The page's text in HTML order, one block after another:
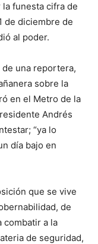
funesta cifra de
de diciembre de
al poder.
de una reportera,
sobre la
en el Metro de la
Andrés
“ya lo
día bajo en
que se vive
de
combatir a la
de seguridad,